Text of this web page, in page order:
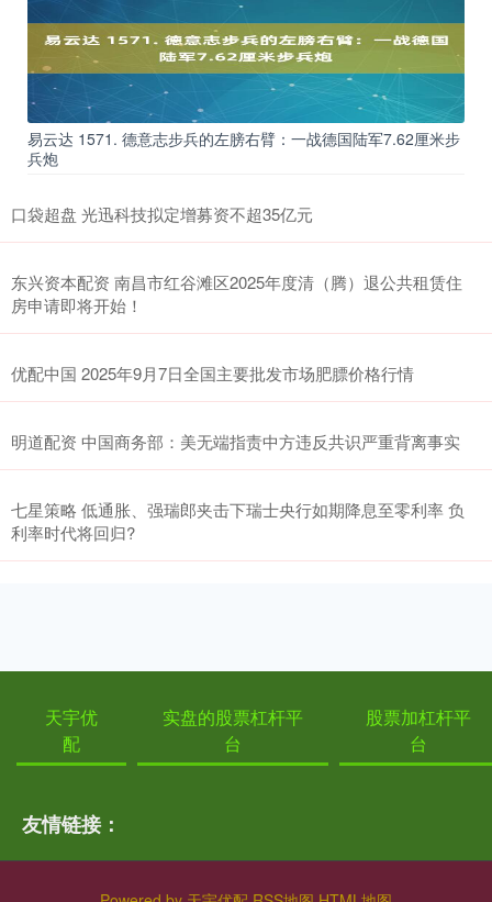
易云达 1571. 德意志步兵的左膀右臂：一战德国陆军7.62厘米步
兵炮
口袋超盘 光迅科技拟定增募资不超35亿元
东兴资本配资 南昌市红谷滩区2025年度清（腾）退公共租赁住
房申请即将开始！
优配中国 2025年9月7日全国主要批发市场肥膘价格行情
明道配资 中国商务部：美无端指责中方违反共识严重背离事实
七星策略 低通胀、强瑞郎夹击下瑞士央行如期降息至零利率 负
利率时代将回归?
天宇优
配
实盘的股票杠杆平
台
股票加杠杆平
台
友情链接：